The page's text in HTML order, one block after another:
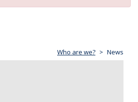
Who are we? News